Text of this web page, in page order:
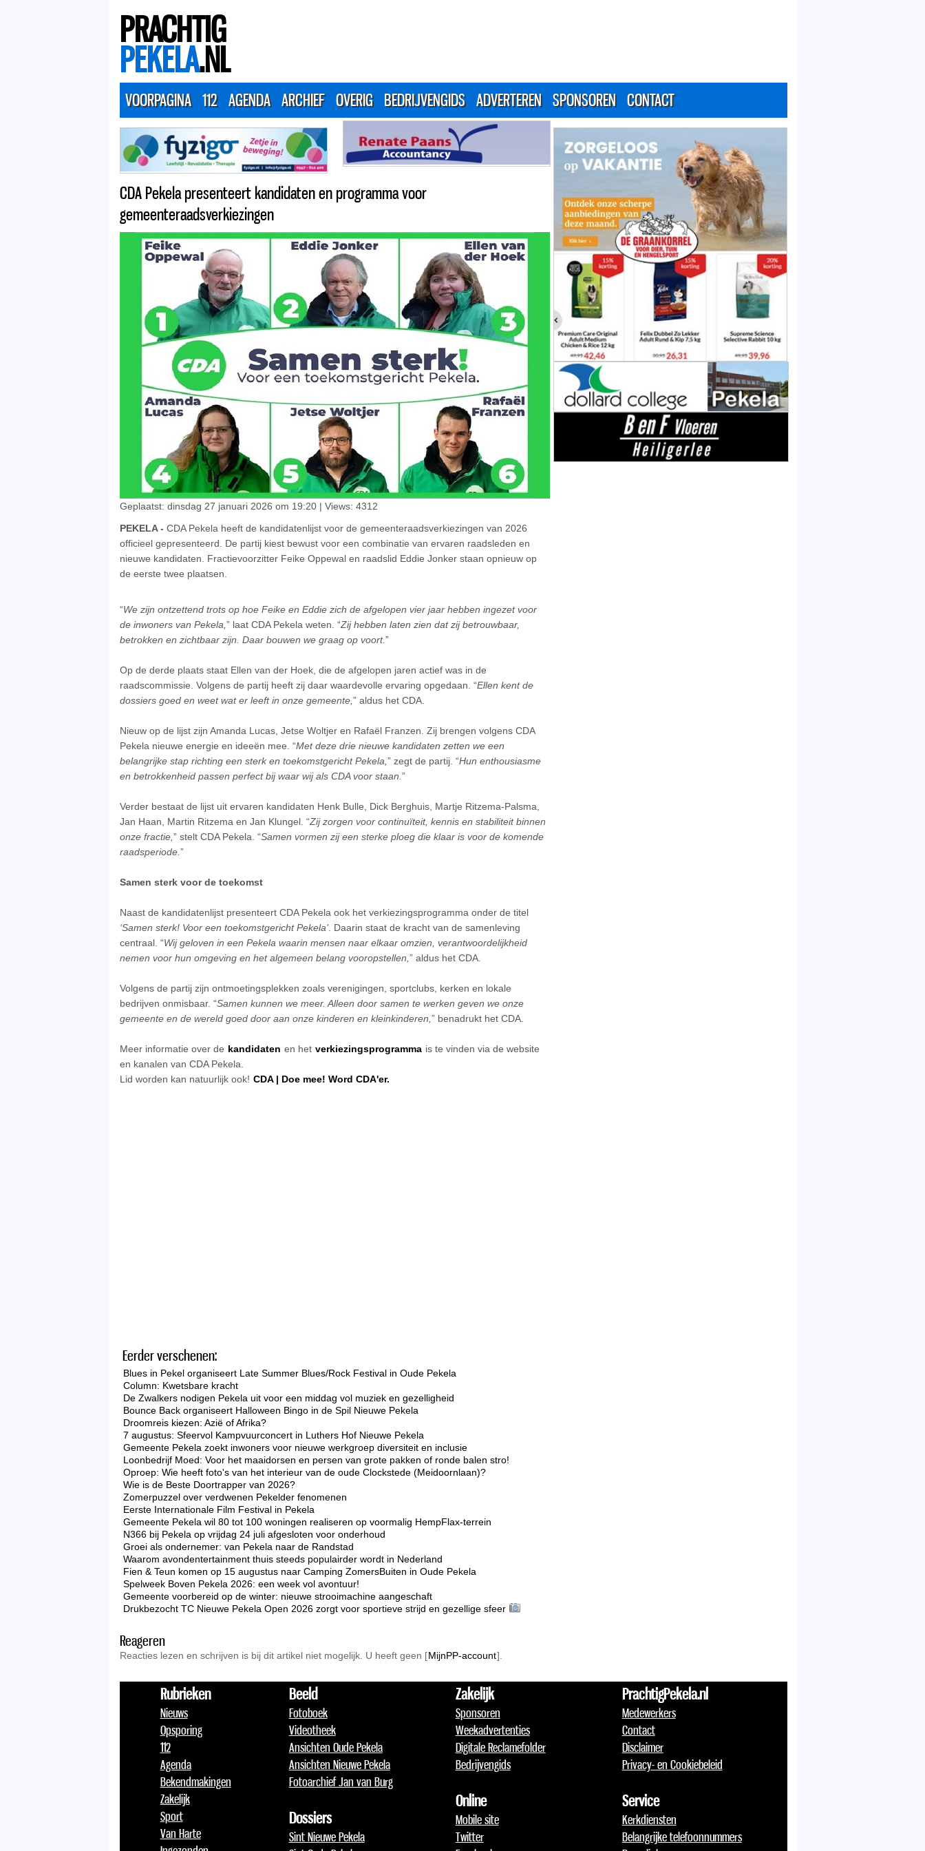
PRACHTIG
PEKELA.NL
VOORPAGINA 112 AGENDA ARCHIEF OVERIG BEDRIJVENGIDS ADVERTEREN SPONSOREN CONTACT
CDA Pekela presenteert kandidaten en programma voor
gemeenteraadsverkiezingen
Geplaatst: dinsdag 27 januari 2026 om 19:20 | Views: 4312
PEKELA - CDA Pekela heeft de kandidatenlijst voor de gemeenteraadsverkiezingen van 2026
officieel gepresenteerd. De partij kiest bewust voor een combinatie van ervaren raadsleden en
nieuwe kandidaten. Fractievoorzitter Feike Oppewal en raadslid Eddie Jonker staan opnieuw op
de eerste twee plaatsen.
“We zijn ontzettend trots op hoe Feike en Eddie zich de afgelopen vier jaar hebben ingezet voor
de inwoners van Pekela, ” laat CDA Pekela weten. “Zij hebben laten zien dat zij betrouwbaar,
betrokken en zichtbaar zijn. Daar bouwen we graag op voort.”
Op de derde plaats staat Ellen van der Hoek, die de afgelopen jaren actief was in de
raadscommissie. Volgens de partij heeft zij daar waardevolle ervaring opgedaan. “Ellen kent de
dossiers goed en weet wat er leeft in onze gemeente, ” aldus het CDA.
Nieuw op de lijst zijn Amanda Lucas, Jetse Woltjer en Rafaël Franzen. Zij brengen volgens CDA
Pekela nieuwe energie en ideeën mee. “Met deze drie nieuwe kandidaten zetten we een
belangrijke stap richting een sterk en toekomstgericht Pekela, ” zegt de partij. “Hun enthousiasme
en betrokkenheid passen perfect bij waar wij als CDA voor staan. ”
Verder bestaat de lijst uit ervaren kandidaten Henk Bulle, Dick Berghuis, Martje Ritzema-Palsma,
Jan Haan, Martin Ritzema en Jan Klungel. “Zij zorgen voor continuïteit, kennis en stabiliteit binnen
onze fractie, ” stelt CDA Pekela. “Samen vormen zij een sterke ploeg die klaar is voor de komende
raadsperiode. ”
Samen sterk voor de toekomst
Naast de kandidatenlijst presenteert CDA Pekela ook het verkiezingsprogramma onder de titel
‘Samen sterk! Voor een toekomstgericht Pekela’. Daarin staat de kracht van de samenleving
centraal. “Wij geloven in een Pekela waarin mensen naar elkaar omzien, verantwoordelijkheid
nemen voor hun omgeving en het algemeen belang vooropstellen, ” aldus het CDA.
Volgens de partij zijn ontmoetingsplekken zoals verenigingen, sportclubs, kerken en lokale
bedrijven onmisbaar. “Samen kunnen we meer. Alleen door samen te werken geven we onze
gemeente en de wereld goed door aan onze kinderen en kleinkinderen, ” benadrukt het CDA.
Meer informatie over de kandidaten en het verkiezingsprogramma is te vinden via de website
en kanalen van CDA Pekela.
Lid worden kan natuurlijk ook! CDA | Doe mee! Word CDA'er.
Eerder verschenen:
Blues in Pekel organiseert Late Summer Blues/Rock Festival in Oude Pekela
Column: Kwetsbare kracht
De Zwalkers nodigen Pekela uit voor een middag vol muziek en gezelligheid
Bounce Back organiseert Halloween Bingo in de Spil Nieuwe Pekela
Droomreis kiezen: Azië of Afrika?
7 augustus: Sfeervol Kampvuurconcert in Luthers Hof Nieuwe Pekela
Gemeente Pekela zoekt inwoners voor nieuwe werkgroep diversiteit en inclusie
Loonbedrijf Moed: Voor het maaidorsen en persen van grote pakken of ronde balen stro!
Oproep: Wie heeft foto's van het interieur van de oude Clockstede (Meidoornlaan)?
Wie is de Beste Doortrapper van 2026?
Zomerpuzzel over verdwenen Pekelder fenomenen
Eerste Internationale Film Festival in Pekela
Gemeente Pekela wil 80 tot 100 woningen realiseren op voormalig HempFlax-terrein
N366 bij Pekela op vrijdag 24 juli afgesloten voor onderhoud
Groei als ondernemer: van Pekela naar de Randstad
Waarom avondentertainment thuis steeds populairder wordt in Nederland
Fien & Teun komen op 15 augustus naar Camping ZomersBuiten in Oude Pekela
Spelweek Boven Pekela 2026: een week vol avontuur!
Gemeente voorbereid op de winter: nieuwe strooimachine aangeschaft
Drukbezocht TC Nieuwe Pekela Open 2026 zorgt voor sportieve strijd en gezellige sfeer
Reageren
Reacties lezen en schrijven is bij dit artikel niet mogelijk. U heeft geen [MijnPP-account].
Rubrieken
Nieuws
Opsporing
112
Agenda
Bekendmakingen
Zakelijk
Sport
Van Harte
Beeld
Fotoboek
Videotheek
Ansichten Oude Pekela
Ansichten Nieuwe Pekela
Fotoarchief Jan van Burg
Dossiers
Sint Nieuwe Pekela
Zakelijk
Sponsoren
Weekadvertenties
Digitale Reclamefolder
Bedrijvengids
Online
Mobile site
Twitter
PrachtigPekela.nl
Medewerkers
Contact
Disclaimer
Privacy- en Cookiebeleid
Service
Kerkdiensten
Belangrijke telefoonnummers